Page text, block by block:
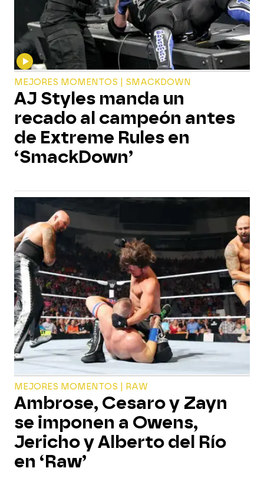
MEJORES MOMENTOS | SMACKDOWN
AJ Styles manda un
recado al campeón antes
de Extreme Rules en
‘SmackDown’
MEJORES MOMENTOS | RAW
Ambrose, Cesaro y Zayn
se imponen a Owens,
Jericho y Alberto del Río
en ‘Raw’